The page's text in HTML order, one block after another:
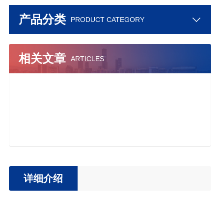
产品分类 PRODUCT CATEGORY
相关文章 ARTICLES
详细介绍